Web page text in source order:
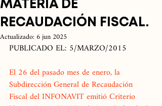
MATERIA DE
RECAUDACIÓN FISCAL.
Actualizado: 6 jun 2025
PUBLICADO EL: 5/MARZO/2015
El 26 del pasado mes de enero, la
Subdirección General de Recaudación
Fiscal del INFONAVIT emitió Criterio